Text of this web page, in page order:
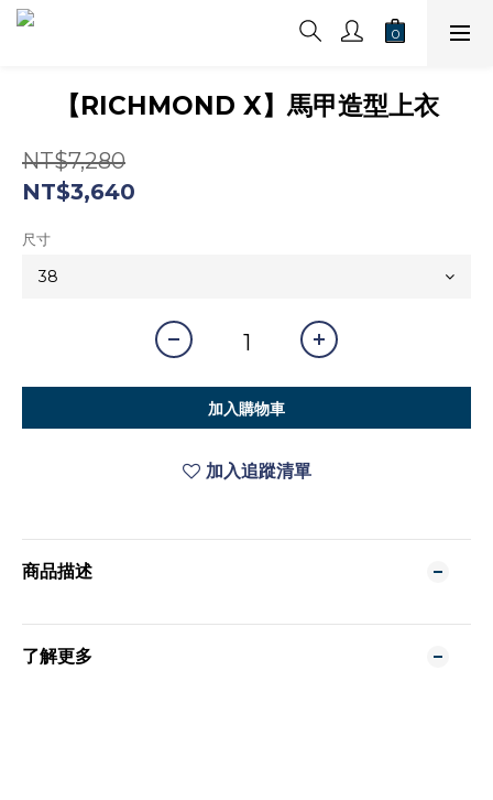
【RICHMOND X】馬甲造型上衣
NT$7,280
NT$3,640
尺寸
加入購物車
加入追蹤清單
商品描述
了解更多